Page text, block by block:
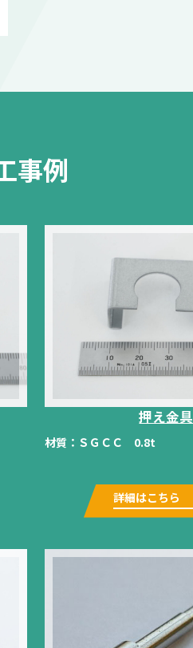
事例
押え金具
材質： ＳＧＣＣ 0.8t
詳細はこちら